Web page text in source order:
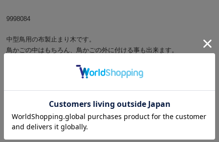
9998084
中型鳥用の布製止まり木です。
鳥かごの中はもちろん、鳥かごの外に付ける事も出来ます。
メーカー/ferplast
サイズ/直径約1.8×全長約69cm パーチ部分長さ約66cm（ロープ・プラ
スチック部分含む）
材質/コットン・プラスチック